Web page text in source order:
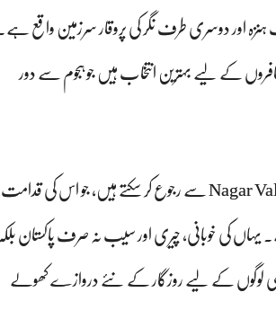
اور دوسری طرف نگر کی پروقار سرزمین واقع ہے۔
کے لیے بہترین انتخاب ہیں جو ہجوم سے دور
Nagar سے رجوع کر سکتے ہیں، جو اس کی قدامت
کی خوبانی، چیری اور سیب نہ صرف پاکستان بلکہ
لوگوں کے لیے روزگار کے نئے دروازے کھولے